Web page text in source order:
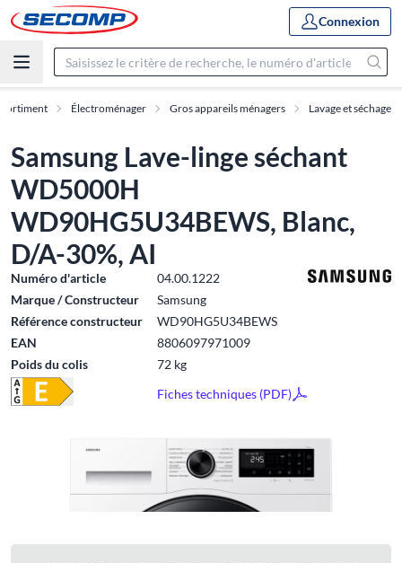
Connexion
Électroménager Gros appareils ménagers Lavage et séchage
Samsung Lave-linge séchant
WD5000H
WD90HG5U34BEWS, Blanc,
D/A-30%, AI
Numéro d'article
04.00.1222
Marque / Constructeur
Samsung
Référence constructeur
WD90HG5U34BEWS
EAN
8806097971009
Poids du colis
72 kg
Fiches techniques (PDF)